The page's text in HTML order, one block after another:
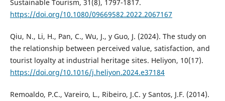
Sustainable Tourism, 31(8), 1797-1817.
https://doi.org/10.1080/09669582.2022.2067167
Qiu, N., Li, H., Pan, C., Wu, J., y Guo, J. (2024). The study on
the relationship between perceived value, satisfaction, and
tourist loyalty at industrial heritage sites. Heliyon, 10(17).
https://doi.org/10.1016/j.heliyon.2024.e37184
Remoaldo, P.C., Vareiro, L., Ribeiro, J.C. y Santos, J.F. (2014).